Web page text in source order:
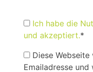
Ich habe die
und akzeptiert.*
Diese
Emailadresse